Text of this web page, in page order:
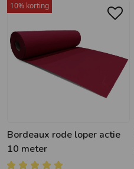
10% korting
Bordeaux rode loper actie
10 meter